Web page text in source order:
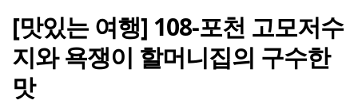
[맛있는 여행] 108-포천 고모저수
지와 욕쟁이 할머니집의 구수한
맛